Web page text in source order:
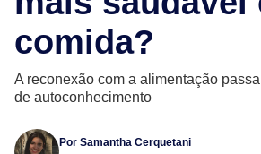
comida?
A reconexão com a alimentação
de autoconhecimento
Por Samantha Cerquetani